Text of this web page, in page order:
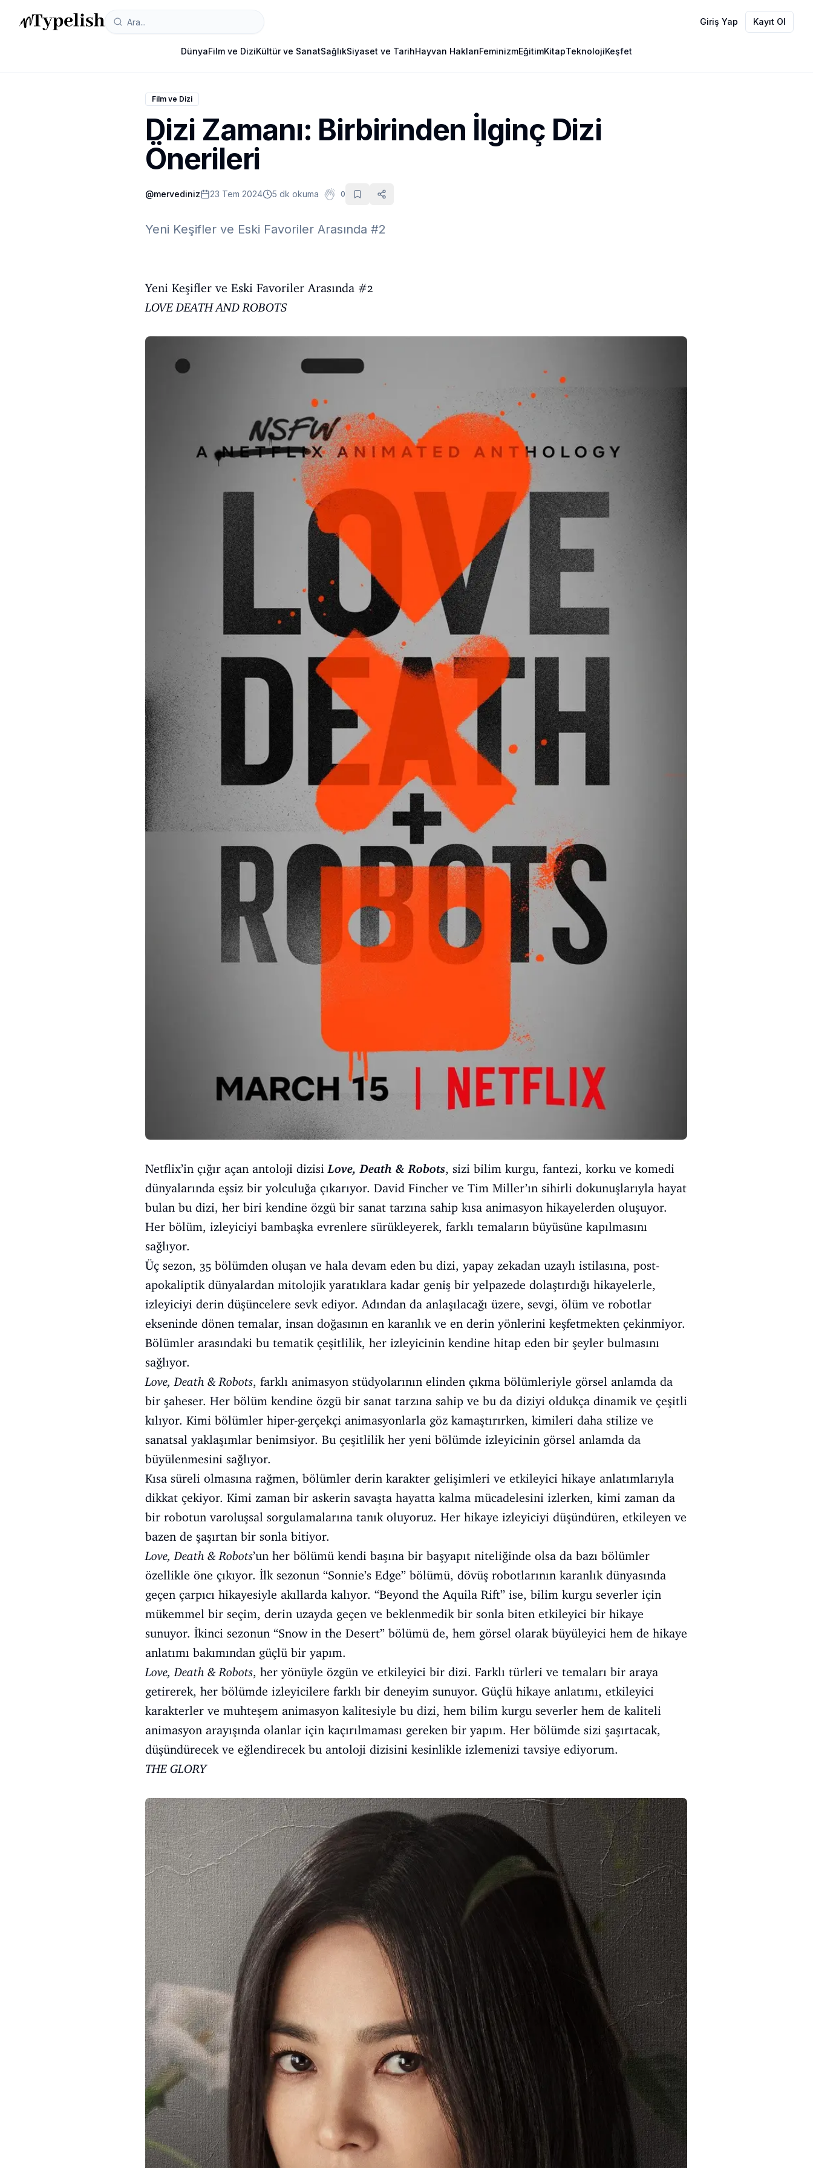
Giriş Yap Kayıt Ol
DünyaFilm ve DiziKültür ve SanatSağlıkSiyaset ve TarihHayvan HaklarıFeminizmEğitimKitapTeknolojiKeşfet
Film ve Dizi
Dizi Zamanı: Birbirinden İlginç Dizi
Önerileri
@mervediniz 23 Tem 2024 5 dk okuma 0
Yeni Keşifler ve Eski Favoriler Arasında #2
Yeni Keşifler ve Eski Favoriler Arasında #2
LOVE DEATH AND ROBOTS
Netflix’in çığır açan antoloji dizisi Love, Death & Robots, sizi bilim kurgu, fantezi, korku ve komedi
dünyalarında eşsiz bir yolculuğa çıkarıyor. David Fincher ve Tim Miller’ın sihirli dokunuşlarıyla hayat
bulan bu dizi, her biri kendine özgü bir sanat tarzına sahip kısa animasyon hikayelerden oluşuyor.
Her bölüm, izleyiciyi bambaşka evrenlere sürükleyerek, farklı temaların büyüsüne kapılmasını
sağlıyor.
Üç sezon, 35 bölümden oluşan ve hala devam eden bu dizi, yapay zekadan uzaylı istilasına, post-
apokaliptik dünyalardan mitolojik yaratıklara kadar geniş bir yelpazede dolaştırdığı hikayelerle,
izleyiciyi derin düşüncelere sevk ediyor. Adından da anlaşılacağı üzere, sevgi, ölüm ve robotlar
ekseninde dönen temalar, insan doğasının en karanlık ve en derin yönlerini keşfetmekten çekinmiyor.
Bölümler arasındaki bu tematik çeşitlilik, her izleyicinin kendine hitap eden bir şeyler bulmasını
sağlıyor.
Love, Death & Robots, farklı animasyon stüdyolarının elinden çıkma bölümleriyle görsel anlamda da
bir şaheser. Her bölüm kendine özgü bir sanat tarzına sahip ve bu da diziyi oldukça dinamik ve çeşitli
kılıyor. Kimi bölümler hiper-gerçekçi animasyonlarla göz kamaştırırken, kimileri daha stilize ve
sanatsal yaklaşımlar benimsiyor. Bu çeşitlilik her yeni bölümde izleyicinin görsel anlamda da
büyülenmesini sağlıyor.
Kısa süreli olmasına rağmen, bölümler derin karakter gelişimleri ve etkileyici hikaye anlatımlarıyla
dikkat çekiyor. Kimi zaman bir askerin savaşta hayatta kalma mücadelesini izlerken, kimi zaman da
bir robotun varoluşsal sorgulamalarına tanık oluyoruz. Her hikaye izleyiciyi düşündüren, etkileyen ve
bazen de şaşırtan bir sonla bitiyor.
Love, Death & Robots’un her bölümü kendi başına bir başyapıt niteliğinde olsa da bazı bölümler
özellikle öne çıkıyor. İlk sezonun “Sonnie’s Edge” bölümü, dövüş robotlarının karanlık dünyasında
geçen çarpıcı hikayesiyle akıllarda kalıyor. “Beyond the Aquila Rift” ise, bilim kurgu severler için
mükemmel bir seçim, derin uzayda geçen ve beklenmedik bir sonla biten etkileyici bir hikaye
sunuyor. İkinci sezonun “Snow in the Desert” bölümü de, hem görsel olarak büyüleyici hem de hikaye
anlatımı bakımından güçlü bir yapım.
Love, Death & Robots, her yönüyle özgün ve etkileyici bir dizi. Farklı türleri ve temaları bir araya
getirerek, her bölümde izleyicilere farklı bir deneyim sunuyor. Güçlü hikaye anlatımı, etkileyici
karakterler ve muhteşem animasyon kalitesiyle bu dizi, hem bilim kurgu severler hem de kaliteli
animasyon arayışında olanlar için kaçırılmaması gereken bir yapım. Her bölümde sizi şaşırtacak,
düşündürecek ve eğlendirecek bu antoloji dizisini kesinlikle izlemenizi tavsiye ediyorum.
THE GLORY